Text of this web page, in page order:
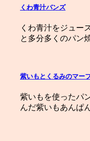
くわ青汁バンズ
くわ青汁をジュー
と多分多くのパン
紫いもとくるみのマー
紫いもを使ったパ
んだ紫いもあんぱ